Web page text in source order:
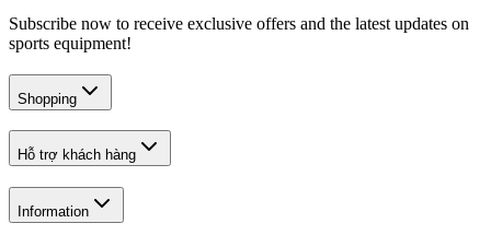
Subscribe now to receive exclusive offers and the latest updates on
sports equipment!
Shopping
Hỗ trợ khách hàng
Information